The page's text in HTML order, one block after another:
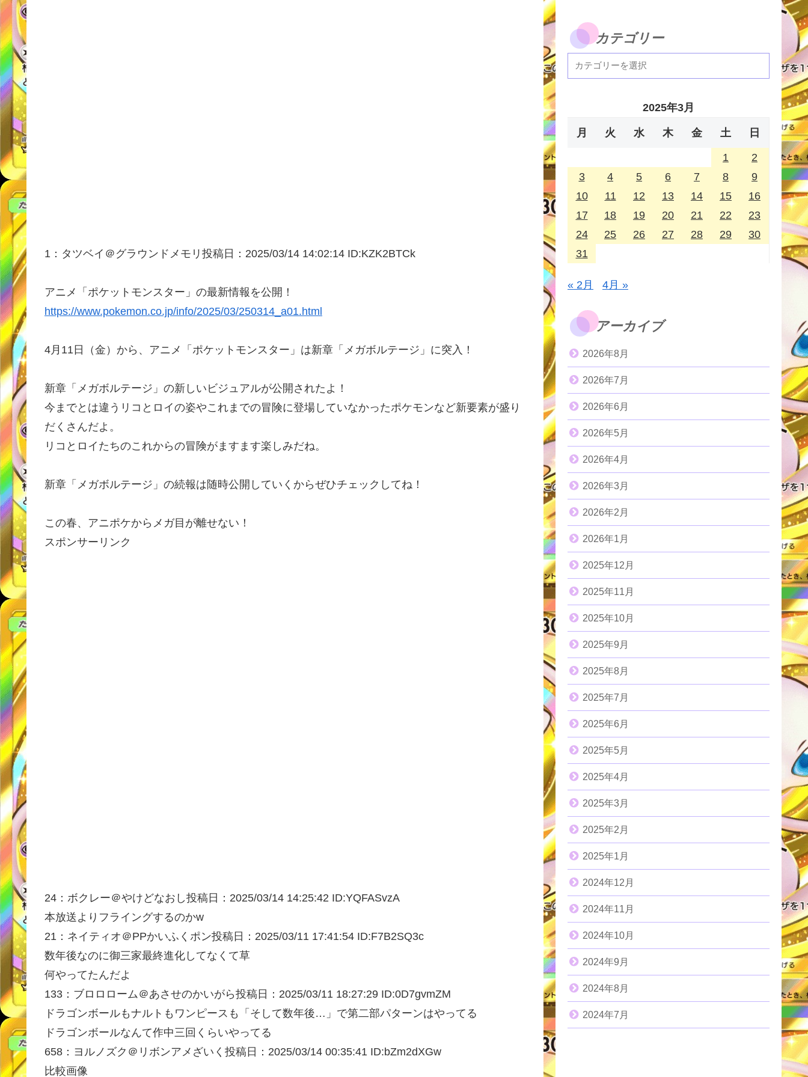
1： タツベイ＠グラウンドメモリ 投稿日：2025/03/14 14:02:14 ID:KZK2BTCk
アニメ「ポケットモンスター」の最新情報を公開！
https://www.pokemon.co.jp/info/2025/03/250314_a01.html
4月11日（金）から、アニメ「ポケットモンスター」は新章「メガボルテージ」に突入！
新章「メガボルテージ」の新しいビジュアルが公開されたよ！
今までとは違うリコとロイの姿やこれまでの冒険に登場していなかったポケモンなど新要素が盛り
だくさんだよ。
リコとロイたちのこれからの冒険がますます楽しみだね。
新章「メガボルテージ」の続報は随時公開していくからぜひチェックしてね！
この春、アニポケからメガ目が離せない！
スポンサーリンク
24： ボクレー＠やけどなおし投稿日：2025/03/14 14:25:42 ID:YQFASvzA
本放送よりフライングするのかw
21： ネイティオ＠PPかいふくポン投稿日：2025/03/11 17:41:54 ID:F7B2SQ3c
数年後なのに御三家最終進化してなくて草
何やってたんだよ
133： ブロロローム＠あさせのかいがら投稿日：2025/03/11 18:27:29 ID:0D7gvmZM
ドラゴンボールもナルトもワンピースも「そして数年後…」で第二部パターンはやってる
ドラゴンボールなんて作中三回くらいやってる
658： ヨルノズク＠リボンアメざいく 投稿日：2025/03/14 00:35:41 ID:bZm2dXGw
比較画像
カテゴリー
2025年3月
月 火 水 木 金 土 日
1
2
3
4 5 6 7 8
9
10
11 12 13 14 15
16
17
18 19 20 21 22
23
24
25 26 27 28 29
30
31
« 2月 4月 »
アーカイブ
2026年8月
2026年7月
2026年6月
2026年5月
2026年4月
2026年3月
2026年2月
2026年1月
2025年12月
2025年11月
2025年10月
2025年9月
2025年8月
2025年7月
2025年6月
2025年5月
2025年4月
2025年3月
2025年2月
2025年1月
2024年12月
2024年11月
2024年10月
2024年9月
2024年8月
2024年7月